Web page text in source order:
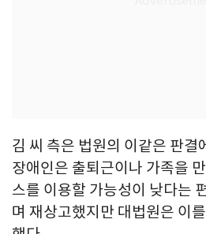
김 씨 측은 법원의 이같은 판
장애인은 출퇴근이나 가족을
스를 이용할 가능성이 낮다는
며 재상고했지만 대법원은 이